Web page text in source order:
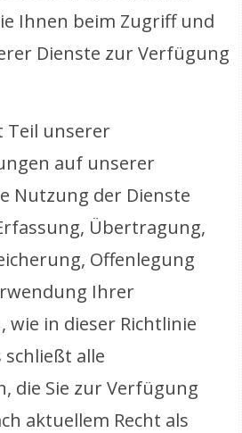
Ihnen beim Zugriff und
Dienste zur Verfügung
Teil unserer
auf unserer
Nutzung der Dienste
Übertragung,
Offenlegung
Ihrer
in dieser Richtlinie
schließt alle
die Sie zur Verfügung
aktuellem Recht als